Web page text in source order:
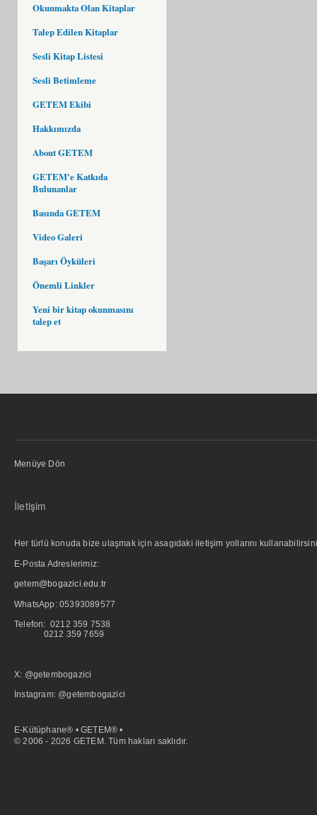
Okunmakta Olan Kitaplar
Talep Edilen Kitaplar
Sesli Kitap Listesi
Sesli Betimleme
GETEM Ekibi
Hakkımızda
About GETEM
GETEM'e Katkıda
Bulunanlar
Basında GETEM
Video Galeri
Başarı Öyküleri
Önemli Linkler
Yeni bir kitap okunmasını
talep et
Menüye Dön
İletişim
Her türlü konuda bize ulaşmak için asagıdaki iletişim yollarını
E-Posta Adreslerimiz:
getem@bogazici.edu.tr
WhatsApp: 05393089577
Telefon: 0212 359 7538
0212 359 7659
X: @getembogazici
İnstagram: @getembogazici
E-Kütüphane® • GETEM® •
© 2006 - 2026 GETEM. Tüm hakları saklıdır.